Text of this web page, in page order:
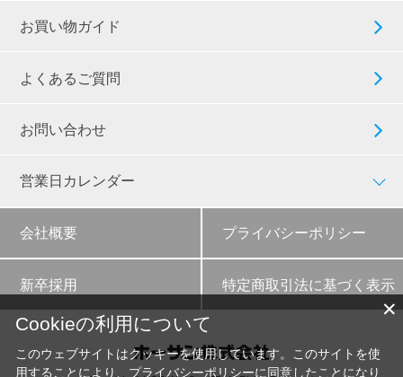
お買い物ガイド
よくあるご質問
お問い合わせ
営業日カレンダー
会社概要 プライバシーポリシー
新卒採用 特定商取引法に基づく表示
✕
Cookieの利用について
このウェブサイトはクッキーを使用しています。このサイトを使
用することにより、 プライバシーポリシーに同意したことになり